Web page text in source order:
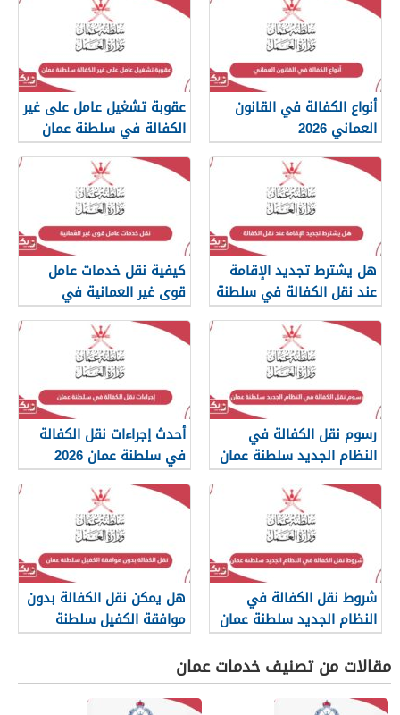
أنواع الكفالة في القانون
العماني 2026
عقوبة تشغيل عامل على غير
الكفالة في سلطنة عمان
هل يشترط تجديد الإقامة
عند نقل الكفالة في سلطنة
عمان؟
كيفية نقل خدمات عامل
قوى غير العمانية في
سلطنة عمان
رسوم نقل الكفالة في
النظام الجديد سلطنة عمان
2026
أحدث إجراءات نقل الكفالة
في سلطنة عمان 2026
شروط نقل الكفالة في
النظام الجديد سلطنة عمان
2026
هل يمكن نقل الكفالة بدون
موافقة الكفيل سلطنة
عمان؟
مقالات من تصنيف خدمات عمان